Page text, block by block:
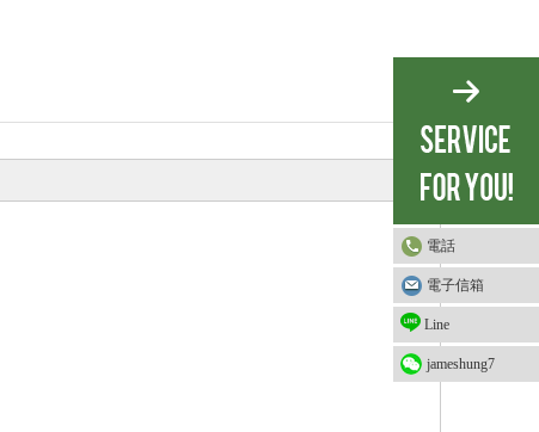
電話
電子信箱
Line
jameshung7